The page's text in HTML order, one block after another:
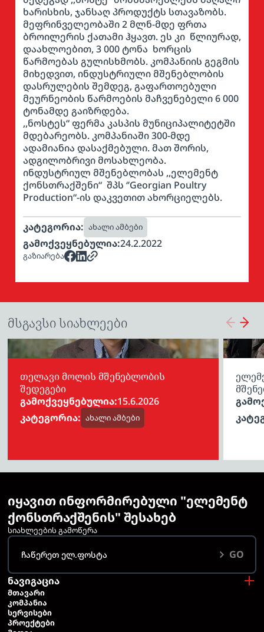
ხარისხის, ჯანსაღ პროდუქტს სთავაზობს.
მეფრინველეობაში 2 მლნ-მდე ფრთა
ბროილერის ქათამი ჰყავთ. ეს კი წლიურად,
დაახლოებით, 3 000 ტონა ხორცის
წარმოებას გულისხმობს. კომპანიის გეგმის
მიხედვით, ინდუსტრიული მშენებლობის
დასრულების შემდეგ, გაფართოებული
მეურნეობის წარმოების მაჩვენებელი 6 000
ტონამდე გაიზრდება.
,,ნოსტეს“ ფერმა კასპის მუნიციპალიტეტში
მდებარეობს. კომპანიაში 300-მდე
ადამიანია დასაქმებული. მათ შორის,
ადგილობრივი მოსახლეობა.
ინდუსტრიულ მშენებლობას ,,ელემენტ
ქონსთრაქშენი“ შპს ‘’Georgian Poultry
Production“-ის დაკვეთით ახორციელებს.
კატეგორია: ახალი ამბები
გამოქვეყნებულია:24.2.2022
გაზიარება
მსგავსი სიახლეები
თელავი მოლის მშენებლობის
შედეგები
გამოქვეყნებულია:15.6.2026
კატეგორია: ახალი ამბები
იყავით ინფორმირებული "ელემენტ
ქონსთრაქშენის" შესახებ
სიახლეების გამოწერა
GO
ნავიგაცია
ᲛᲗᲐᲕᲐᲠᲘ
ᲙᲝᲛᲞᲐᲜᲘᲐ
ᲡᲔᲠᲕᲘᲡᲔᲑᲘ
ᲞᲠᲝᲔᲥᲢᲔᲑᲘ